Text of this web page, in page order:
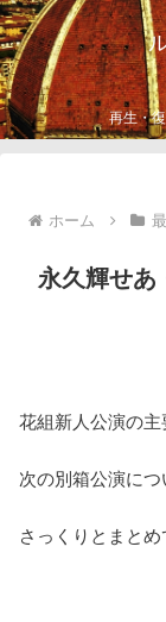
再生・
ホーム
永久輝せあ
花組新人公演の主
次の別箱公演に
さっくりとまとめ